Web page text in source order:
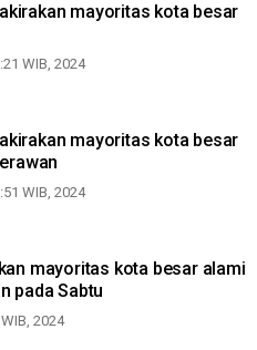
mayoritas kota besar
WIB, 2024
mayoritas kota besar
WIB, 2024
mayoritas kota besar alami
pada Sabtu
2024